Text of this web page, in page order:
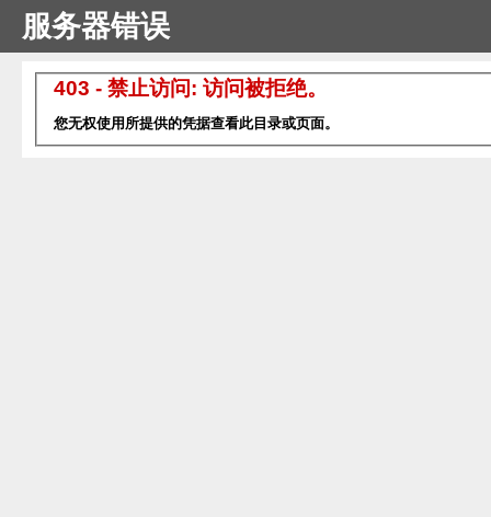
服务器错误
403 - 禁止访问: 访问被拒绝。
您无权使用所提供的凭据查看此目录或页面。